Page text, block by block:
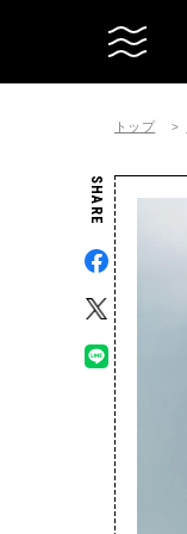
トップ
SHARE